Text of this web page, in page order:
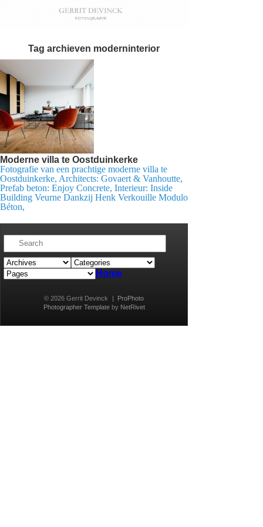
Tag archieven moderninterior
Moderne villa te Oostduinkerke
Fotografie van een prachtige moderne villa te
Oostduinkerke, Architects: Govaert & Vanhoutte,
Prefab beton: Enjoy Concrete, Interieur: Inside
Building Veurne Dankzij Henk Verkouille Modulo
Béton,
Home
© 2026 Gerrit Devinck |
ProPhoto
Photographer Templateby NetRivet